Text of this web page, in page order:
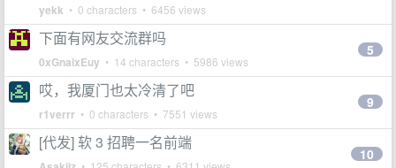
yekk • 0 characters • 6456 views
下面有网友交流群吗
0xGnaixEuy • 14 characters • 5986 views
5
哎，我厦门也太冷清了吧
r1verrr • 0 characters • 7551 views
9
[代发] 软 3 招聘一名前端
10